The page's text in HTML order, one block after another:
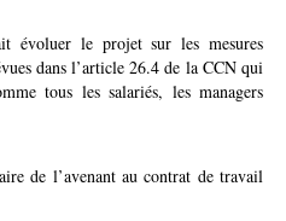
évoluer le projet sur les mesures
dans l’article 26.4 de la CCN qui
tous les salariés, les managers
de l’avenant au contrat de travail